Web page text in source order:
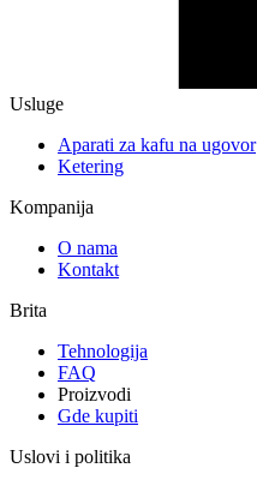
Usluge
Aparati za kafu na ugovor
Ketering
Kompanija
O nama
Kontakt
Brita
Tehnologija
FAQ
Proizvodi
Gde kupiti
Uslovi i politika